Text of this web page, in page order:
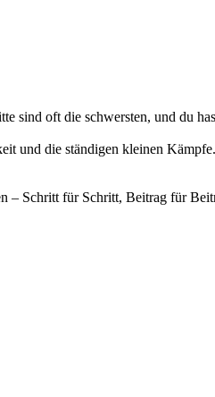
sind oft die schwersten, und du
und die ständigen kleinen
– Schritt für Schritt, Beitrag für